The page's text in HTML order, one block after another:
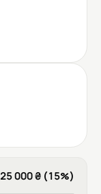
25 000 ₴ (15%)